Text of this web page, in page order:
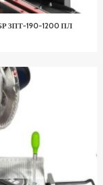
ЗПТ-190-1200 ПЛ